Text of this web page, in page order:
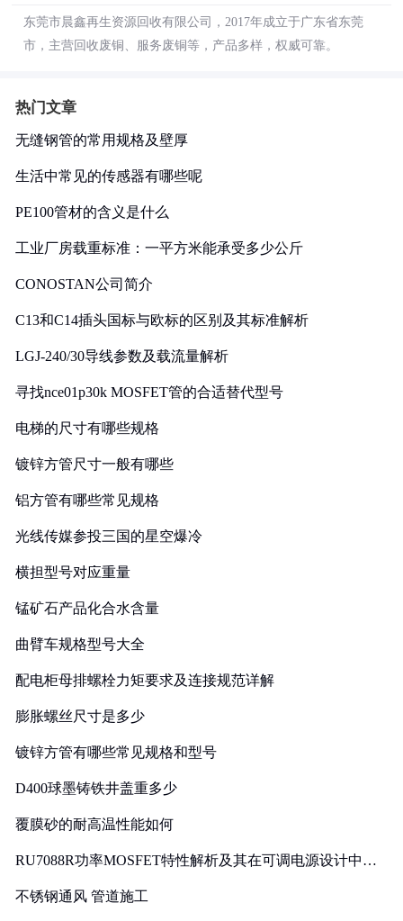
东莞市晨鑫再生资源回收有限公司，2017年成立于广东省东莞
市，主营回收废铜、服务废铜等，产品多样，权威可靠。
热门文章
无缝钢管的常用规格及壁厚
生活中常见的传感器有哪些呢
PE100管材的含义是什么
工业厂房载重标准：一平方米能承受多少公斤
CONOSTAN公司简介
C13和C14插头国标与欧标的区别及其标准解析
LGJ-240/30导线参数及载流量解析
寻找nce01p30k MOSFET管的合适替代型号
电梯的尺寸有哪些规格
镀锌方管尺寸一般有哪些
铝方管有哪些常见规格
光线传媒参投三国的星空爆冷
横担型号对应重量
锰矿石产品化合水含量
曲臂车规格型号大全
配电柜母排螺栓力矩要求及连接规范详解
膨胀螺丝尺寸是多少
镀锌方管有哪些常见规格和型号
D400球墨铸铁井盖重多少
覆膜砂的耐高温性能如何
RU7088R功率MOSFET特性解析及其在可调电源设计中的
不锈钢通风 管道施工